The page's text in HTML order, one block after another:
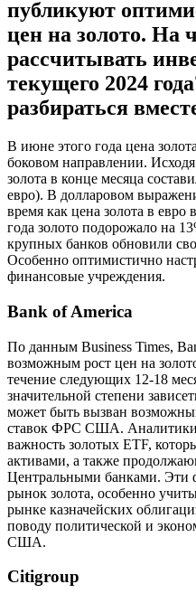
публикуют
цен на золото. На
рассчитывать
текущего 2024
разбираться
В июне этого года цена
боковом направлении.
золота в конце месяца
евро). В долларовом
время как цена золота в
года золото подорожало на
крупных банков обновили
Особенно оптимистично
финансовые учреждения.
Bank of America
По данным Business Times,
возможным рост цен на
течение следующих 12-18
значительной степени
может быть вызван
ставок ФРС США. Аналитики
важность золотых ETF,
активами, а также
Центральными банками. Эти
рынок золота, особенно
рынке казначейских
поводу политической и
США.
Citigroup